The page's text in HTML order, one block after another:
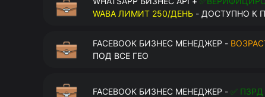
WABA ЛИМИТ 250/ДЕНЬ - ДОСТУПНО К
FACEBOOK БИЗНЕС МЕНЕДЖЕР -
ПОД ВСЕ ГЕО
FACEBOOK БИЗНЕС МЕНЕДЖЕР - ✅ ПЗРД